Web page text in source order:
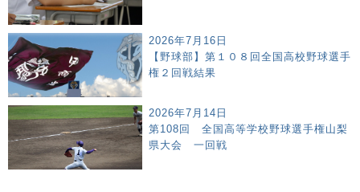
2026年7月16日
【野球部】第１０８回全国高校野球選手
権２回戦結果
2026年7月14日
第108回 全国高等学校野球選手権山梨
県大会 一回戦